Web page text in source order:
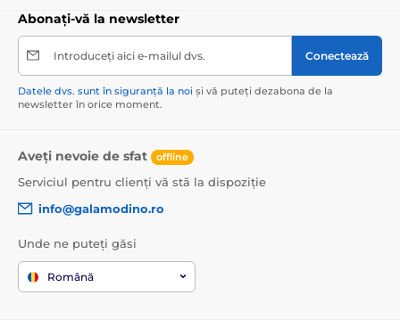
Abonați-vă la newsletter
Introduceți aici e-mailul dvs. Conectează
Datele dvs. sunt în siguranță la noi și vă puteți dezabona de la
newsletter în orice moment.
Aveți nevoie de sfat offline
Serviciul pentru clienți vă stă la dispoziție
info@galamodino.ro
Unde ne puteți găsi
Română